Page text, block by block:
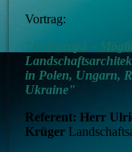
Vortrag:
"Osteuropa –
in Polen, Ungarn,
Ukraine"
Referent: Herr
Krüger